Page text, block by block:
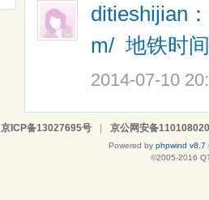
ditieshijian：
m/ 地铁时间
2014-07-10
京ICP备13027695号 | 京公网安备
Powered by phpwind v8.7
©2005-2016